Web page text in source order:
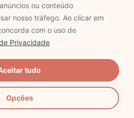
ou conteúdo
nosso tráfego. Ao clicar em
com o uso de
Privacidade
Opções
tudo
Casa em Ogiva no
fazer reservas pelo Airbnb
nada a mais por isso. Obrigada! ?